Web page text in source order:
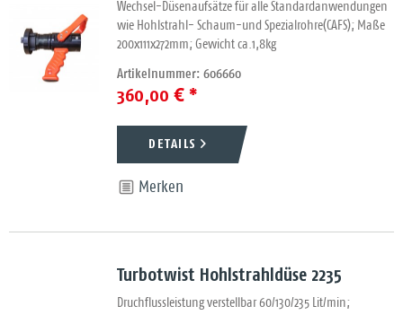
Wechsel-Düsenaufsätze für alle Standardanwendungen
wie Hohlstrahl- Schaum-und Spezialrohre(CAFS); Maße
200x111x272mm; Gewicht ca.1,8kg
Artikelnummer: 606660
360,00 € *
DETAILS
Merken
Turbotwist Hohlstrahldüse 2235
Druchflussleistung verstellbar 60/130/235 Lit/min;